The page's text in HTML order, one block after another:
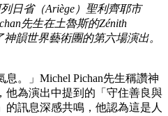
日省（Ariège）聖利齊耶市
先生在土魯斯的Zénith
神韻世界藝術團的第六場演出。
息。」Michel Pichan先生稱讚神
他為演出中提到的「守住善良與
訊息深感共鳴，他認為這是人